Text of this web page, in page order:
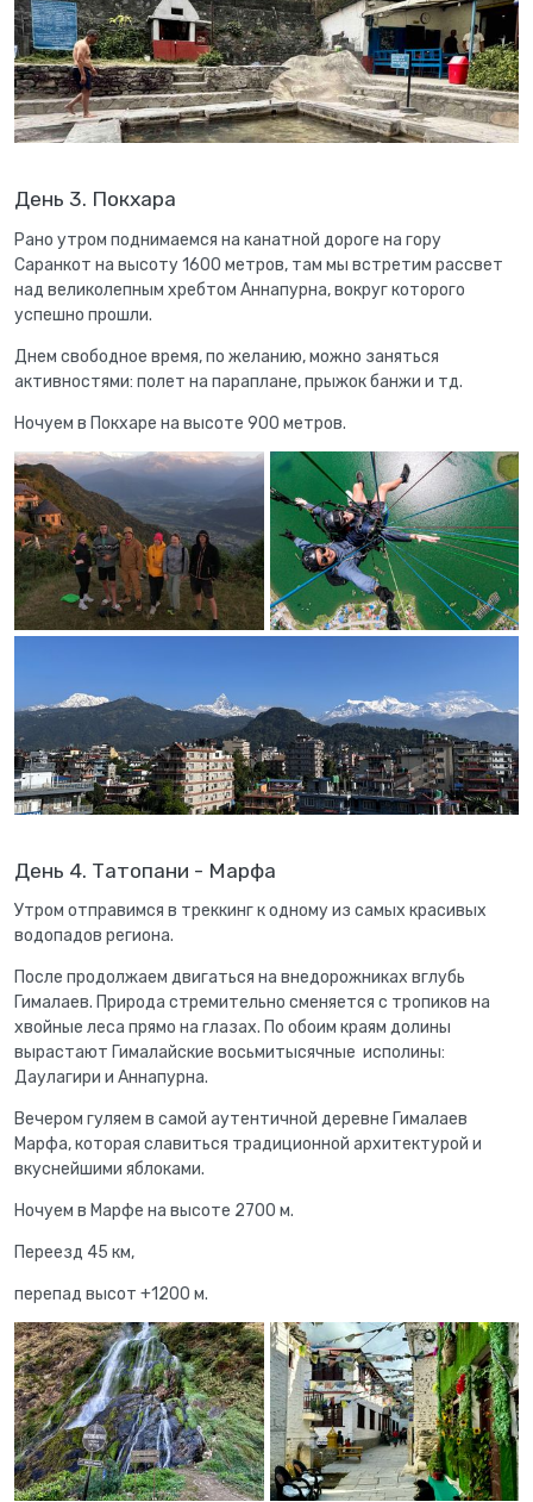
День 3. Покхара
Рано утром поднимаемся на канатной дороге на гору
Саранкот на высоту 1600 метров, там мы встретим рассвет
над великолепным хребтом Аннапурна, вокруг которого
успешно прошли.
Днем свободное время, по желанию, можно заняться
активностями: полет на параплане, прыжок банжи и тд.
Ночуем в Покхаре на высоте 900 метров.
День 4. Татопани - Марфа
Утром отправимся в треккинг к одному из самых красивых
водопадов региона.
После продолжаем двигаться на внедорожниках вглубь
Гималаев. Природа стремительно сменяется с тропиков на
хвойные леса прямо на глазах. По обоим краям долины
вырастают Гималайские восьмитысячные исполины:
Даулагири и Аннапурна.
Вечером гуляем в самой аутентичной деревне Гималаев
Марфа, которая славиться традиционной архитектурой и
вкуснейшими яблоками.
Ночуем в Марфе на высоте 2700 м.
Переезд 45 км,
перепад высот +1200 м.